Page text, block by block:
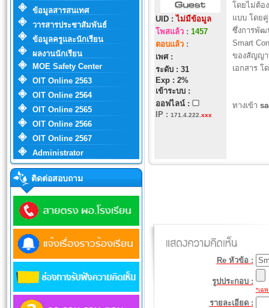
ข้อมูลสารสนเทศ
วารสารประชาสัมพันธ์
ข้อมูลครูและนักเรียน
ผลงานนักเรียน
MOE Safety Center
OIT Online 2563
OIT Online 2564
OIT Online 2565
OIT Online 2566
OIT Online 2567
Administrator
ติดต่อสอบถาม
UID :ไม่มีข้อมูล
โพสแล้ว: 1457
ตอบแล้ว:
เพศ :
ระดับ : 31
Exp : 2%
เข้าระบบ :
ออฟไลน์ :
IP : 171.4.222. xxx
โดยไม่ต้อ
แบบ โดย
ซึ่งการพัฒ
Smart
ของสัญญา
เอกสาร
ทางเข้า
Re หัวข้อ :
รูปประกอบ :
*เฉ
รายละเอียด :